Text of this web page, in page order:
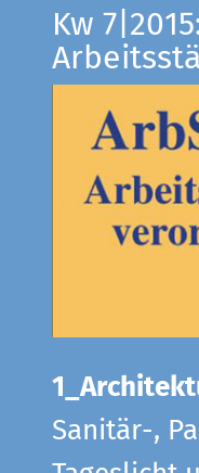
Kw
Sanitär-,